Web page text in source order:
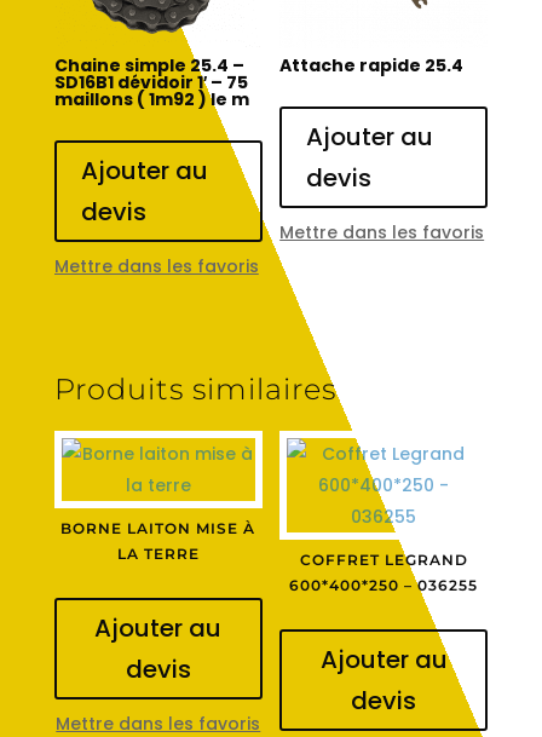
Chaine simple 25.4 –
SD16B1 dévidoir 1′ – 75
maillons ( 1m92 ) le m
Ajouter au
devis
Mettre dans les favoris
Attache rapide 25.4
Ajouter au
devis
Mettre dans les favoris
Produits similaires
BORNE LAITON MISE À
LA TERRE
Ajouter au
devis
Mettre dans les favoris
COFFRET LEGRAND
600*400*250 – 036255
Ajouter au
devis